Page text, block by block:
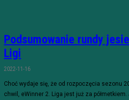
Podsumowanie rundy
Ligi
2022-11-16
Choć wydaje się, że od rozpoczęcia sezonu
chwil, eWinner 2. Liga jest już za